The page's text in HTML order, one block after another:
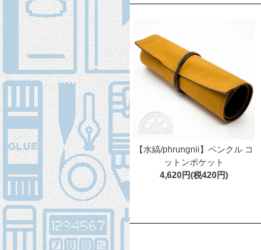
【水縞/phrungnii】ペンクル コ
ットンポケット
4,620円(税420円)